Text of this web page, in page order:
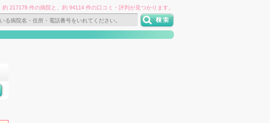
約 217178 件の病院と、約 94114 件の口コミ・評判が見つかります。